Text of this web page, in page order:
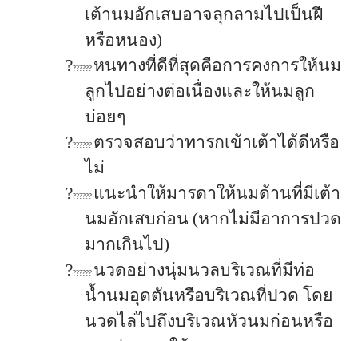
เต้านมอักเสบอาจลุกลามไปเป็นฝี
หรือหนอง)
??????? หนทางที่ดีที่สุดคือการคงการให้นม
ลูกไปอย่างต่อเนื่องและให้นมลูก
บ่อยๆ
??????? ตรวจสอบว่าทารกเข้าเต้าได้ดีหรือ
ไม่
??????? แนะนำให้มารดาให้นมด้านที่มีเต้า
นมอักเสบก่อน (หากไม่มีอาการปวด
มากเกินไป)
??????? นวดอย่างนุ่มนวลบริเวณที่มีท่อ
น้ำนมอุดตันหรือบริเวณที่ปวด โดย
นวดไล่ไปถึงบริเวณหัวนมก่อนหรือ